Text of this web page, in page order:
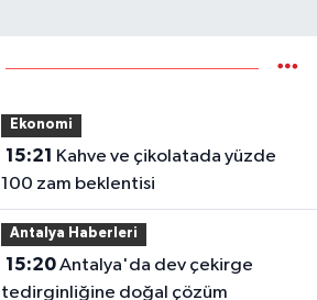
Ekonomi
15:21
100 zam beklentisi
Antalya Haberleri
15:20Antalya'da dev çekirge
tedirginliğine doğal çözüm